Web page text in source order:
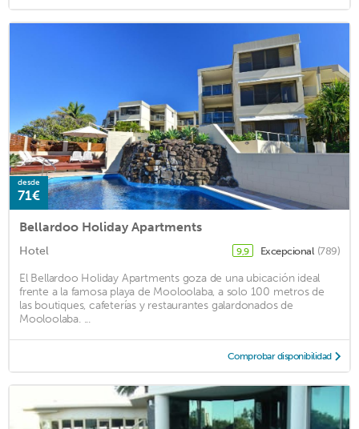
desde
71€
Bellardoo Holiday Apartments
Hotel 9,9 Excepcional (789)
El Bellardoo Holiday Apartments goza de una ubicación ideal
frente a la famosa playa de Mooloolaba, a solo 100 metros de
las boutiques, cafeterías y restaurantes galardonados de
Mooloolaba. ...
Comprobar disponibilidad